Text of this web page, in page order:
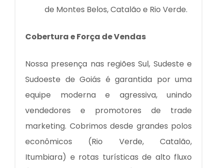
de Montes Belos, Catalão e Rio Verde.
Cobertura e Força de Vendas
Nossa presença nas regiões Sul, Sudeste e
Sudoeste de Goiás é garantida por uma
equipe moderna e agressiva, unindo
vendedores e promotores de trade
marketing. Cobrimos desde grandes polos
econômicos (Rio Verde, Catalão,
Itumbiara) e rotas turísticas de alto fluxo